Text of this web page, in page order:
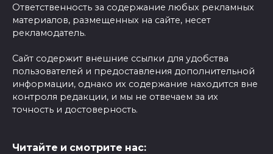
Ответственность за содержание любых рекламных
материалов, размещенных на сайте, несет
рекламодатель.
Сайт содержит внешние ссылки для удобства
пользователей и предоставления дополнительной
информации, однако их содержание находится вне
контроля редакции, и мы не отвечаем за их
точность и достоверность.
Читайте и смотрите нас: